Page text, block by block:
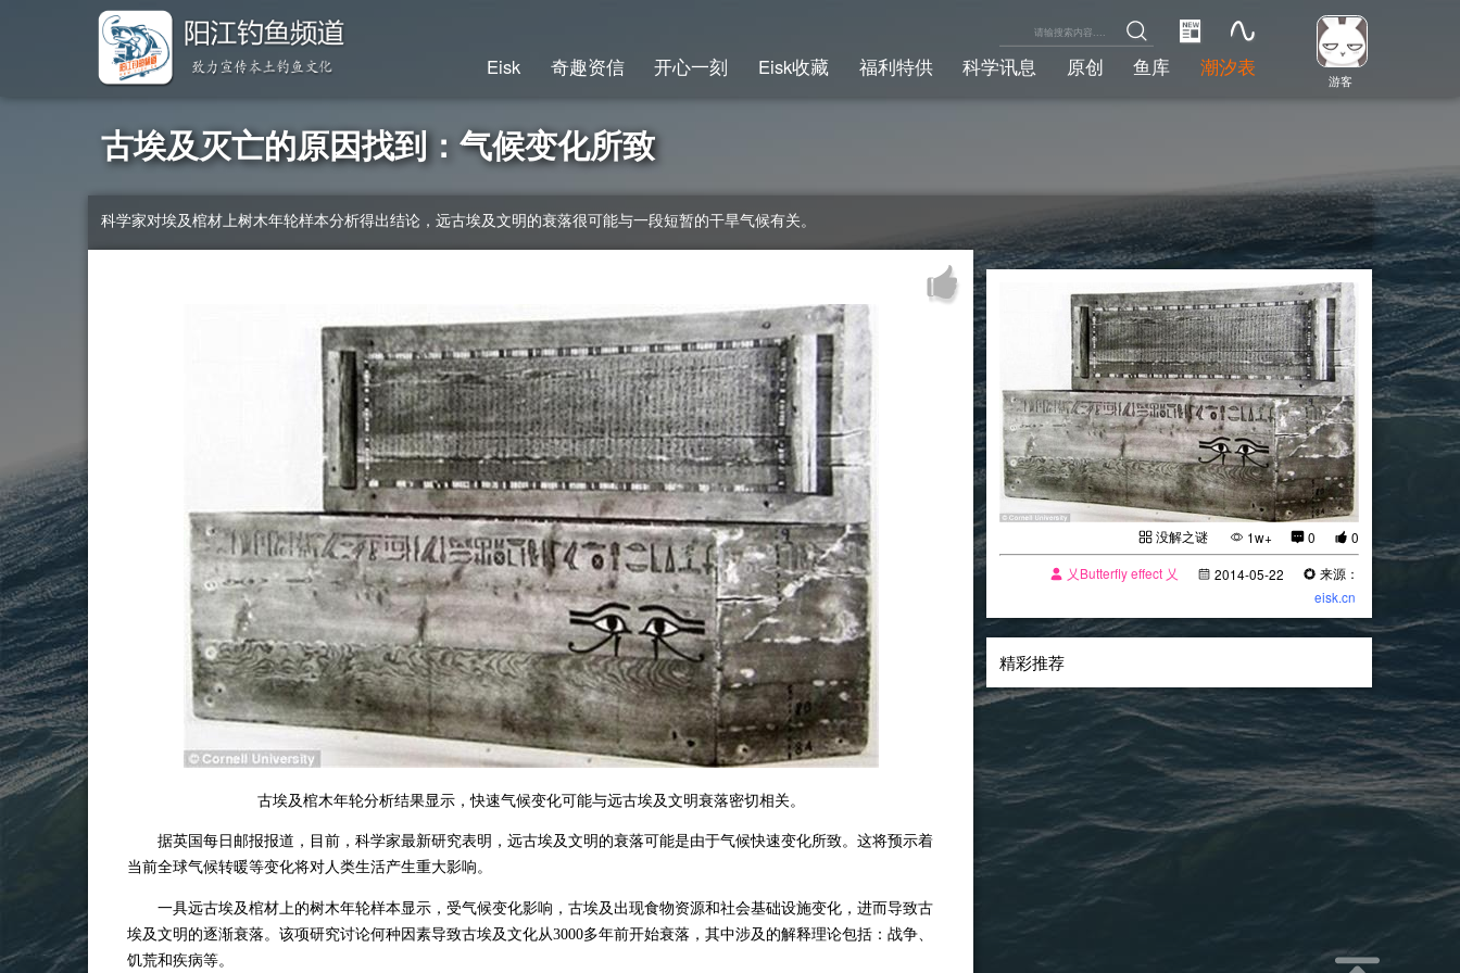
游客
Eisk 奇趣资信 开心一刻 Eisk收藏 福利特供 科学讯息 原创 鱼库 潮汐表
古埃及灭亡的原因找到：气候变化所致
科学家对埃及棺材上树木年轮样本分析得出结论，远古埃及文明的衰落很可能与一段短暂的干旱气候有关。
古埃及棺木年轮分析结果显示，快速气候变化可能与远古埃及文明衰落密切相关。
据英国每日邮报报道，目前，科学家最新研究表明，远古埃及文明的衰落可能是由于气候快速变化所致。这将预示着
当前全球气候转暖等变化将对人类生活产生重大影响。
一具远古埃及棺材上的树木年轮样本显示，受气候变化影响，古埃及出现食物资源和社会基础设施变化，进而导致古
埃及文明的逐渐衰落。该项研究讨论何种因素导致古埃及文化从3000多年前开始衰落，其中涉及的解释理论包括：战争、
饥荒和疾病等。
没解之谜 1w+ 0
0
乂Butterfly effect 乂
2014-05-22
来源：
eisk.cn
精彩推荐